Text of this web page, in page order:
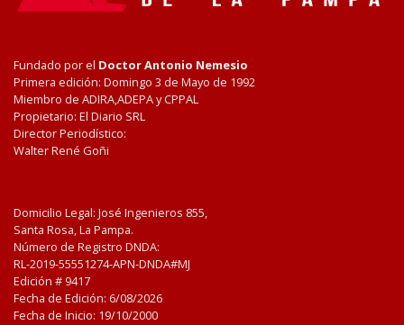
Fundado por el Doctor Antonio Nemesio
Primera edición: Domingo 3 de Mayo de 1992
Miembro de ADIRA,ADEPA y CPPAL
Propietario: El Diario SRL
Director Periodístico:
Walter René Goñi
Domicilio Legal: José Ingenieros 855,
Santa Rosa, La Pampa.
Número de Registro DNDA:
RL-2019-55551274-APN-DNDA#MJ
Edición # 9417
Fecha de Edición: 6/08/2026
Fecha de Inicio: 19/10/2000